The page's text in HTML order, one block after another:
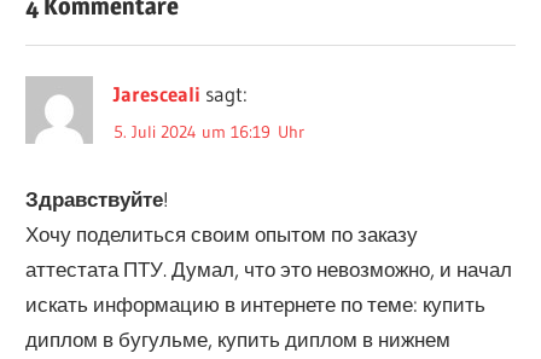
4 Kommentare
Jaresceali sagt:
5. Juli 2024 um 16:19 Uhr
Здравствуйте!
Хочу поделиться своим опытом по заказу
аттестата ПТУ. Думал, что это невозможно, и начал
искать информацию в интернете по теме: купить
диплом в бугульме, купить диплом в нижнем